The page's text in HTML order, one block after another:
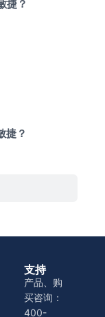
捷？
捷？
支持
产品、购
买咨询：
400-